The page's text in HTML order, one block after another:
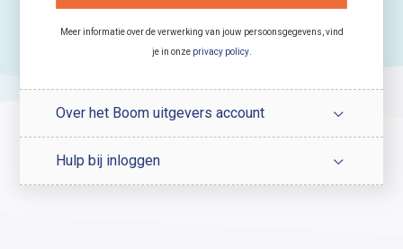
Meer informatie over de verwerking van jouw persoonsgegevens, vind
je in onze privacy policy.
Over het Boom uitgevers account
Hulp bij inloggen